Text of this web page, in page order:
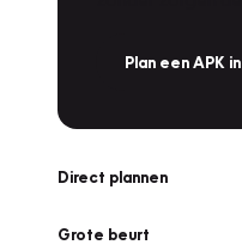
Plan een APK in
Direct plannen
Grote beurt